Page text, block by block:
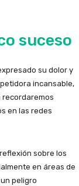
suceso
su dolor y
incansable,
recordaremos
en las redes
sobre los
en áreas de
peligro